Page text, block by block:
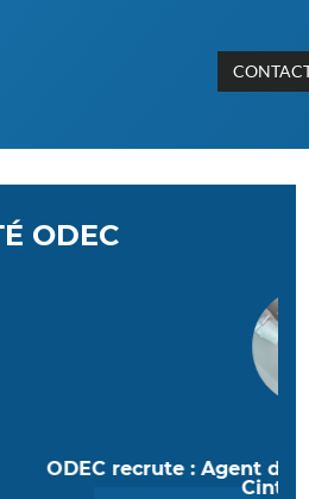
ODEC
et Opérateur de